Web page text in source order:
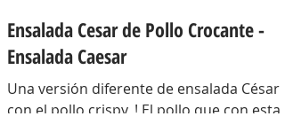
Ensalada Cesar de Pollo Crocante -
Ensalada Caesar
Una versión diferente de ensalada César
con el pollo crispy, ! El pollo que con esta